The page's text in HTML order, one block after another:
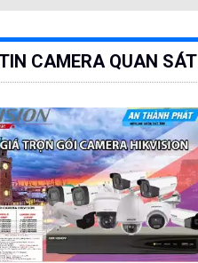
CAMERA QUAN SÁT